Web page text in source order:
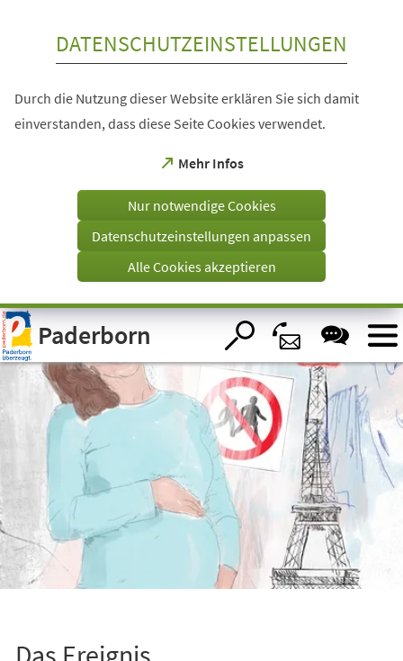
Visuelle
Assistenzsoftware
öffnen.
DATENSCHUTZEINSTELLUNGEN
Durch die Nutzung dieser Website erklären Sie sich damit
einverstanden, dass diese Seite Cookies verwendet.
Mehr Infos
(Öffnet
einem
Tab)
Nur notwendige Cookies
Datenschutzeinstellungen anpassen
Alle Cookies akzeptieren
Paderborn